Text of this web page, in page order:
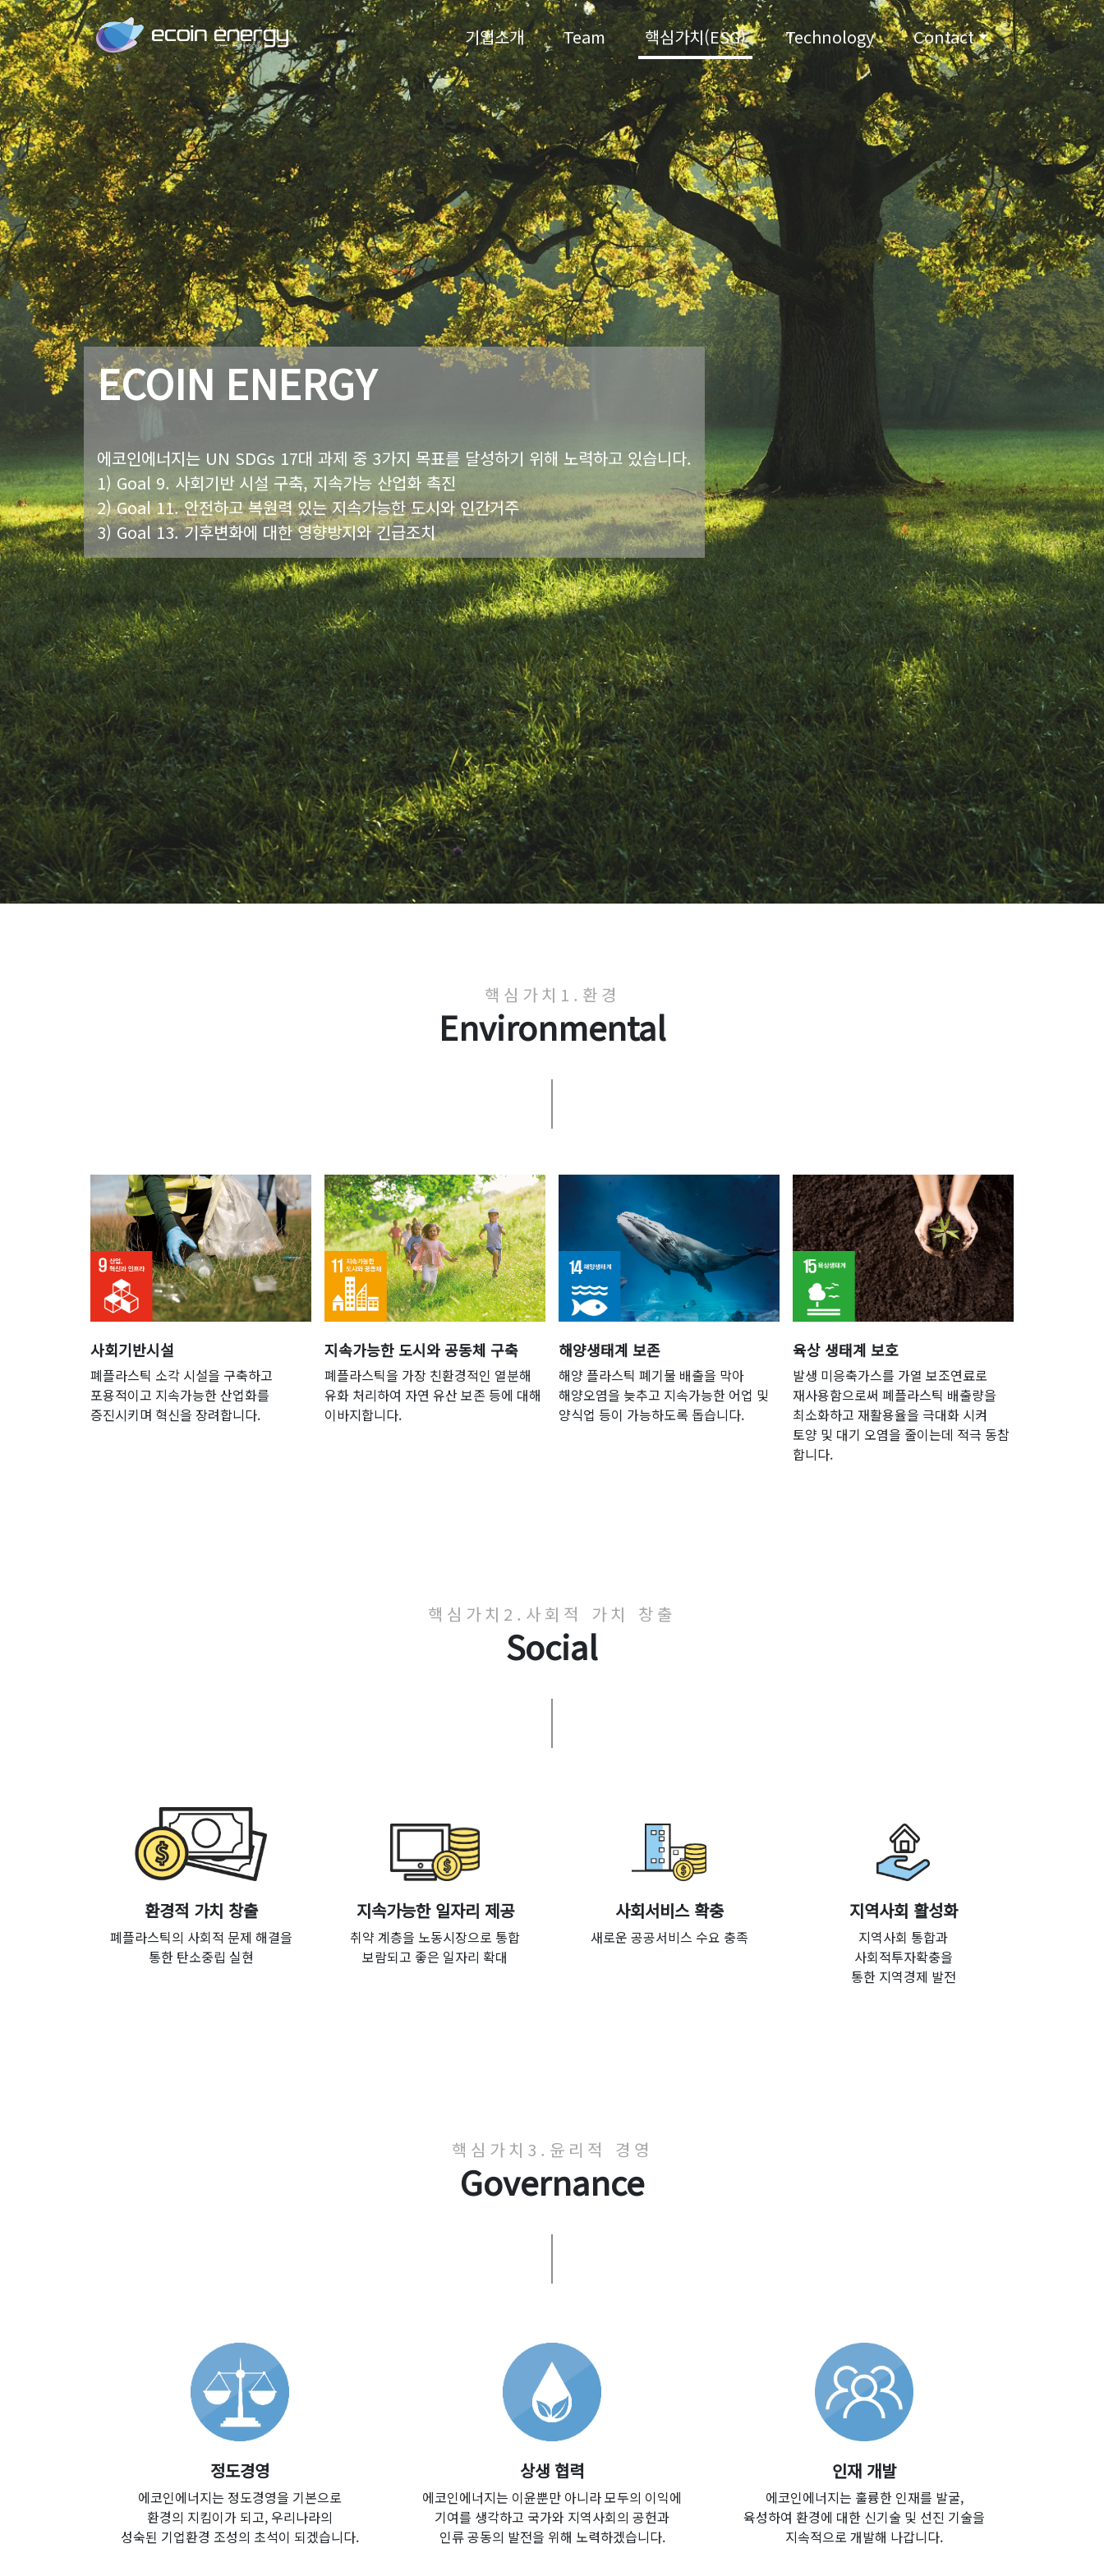
기업소개 Team 핵심가치(ESG) Technology Contact
ECOIN ENERGY
에코인에너지는 UN SDGs 17대 과제 중 3가지 목표를 달성하기 위해 노력하고 있습니다.
1) Goal 9. 사회기반 시설 구축, 지속가능 산업화 촉진
2) Goal 11. 안전하고 복원력 있는 지속가능한 도시와 인간거주
3) Goal 13. 기후변화에 대한 영향방지와 긴급조치
핵심가치1.환경
Environmental
사회기반시설
폐플라스틱 소각 시설을 구축하고
포용적이고 지속가능한 산업화를
증진시키며 혁신을 장려합니다.
지속가능한 도시와 공동체 구축
폐플라스틱을 가장 친환경적인 열분해
유화 처리하여 자연 유산 보존 등에 대해
이바지합니다.
해양생태계 보존
해양 플라스틱 폐기물 배출을 막아
해양오염을 늦추고 지속가능한 어업 및
양식업 등이 가능하도록 돕습니다.
육상 생태계 보호
발생 미응축가스를 가열 보조연료로
재사용함으로써 폐플라스틱 배출량을
최소화하고 재활용율을 극대화 시켜
토양 및 대기 오염을 줄이는데 적극 동참
합니다.
핵심가치2.사회적 가치 창출
Social
환경적 가치 창출
폐플라스틱의 사회적 문제 해결을
통한 탄소중립 실현
지속가능한 일자리 제공
취약 계층을 노동시장으로 통합
보람되고 좋은 일자리 확대
사회서비스 확충
새로운 공공서비스 수요 충족
지역사회 활성화
지역사회 통합과
사회적투자확충을
통한 지역경제 발전
핵심가치3.윤리적 경영
Governance
정도경영
에코인에너지는 정도경영을 기본으로
환경의 지킴이가 되고, 우리나라의
성숙된 기업환경 조성의 초석이 되겠습니다.
상생 협력
에코인에너지는 이윤뿐만 아니라 모두의 이익에
기여를 생각하고 국가와 지역사회의 공헌과
인류 공동의 발전을 위해 노력하겠습니다.
인재 개발
에코인에너지는 훌륭한 인재를 발굴,
육성하여 환경에 대한 신기술 및 선진 기술을
지속적으로 개발해 나갑니다.